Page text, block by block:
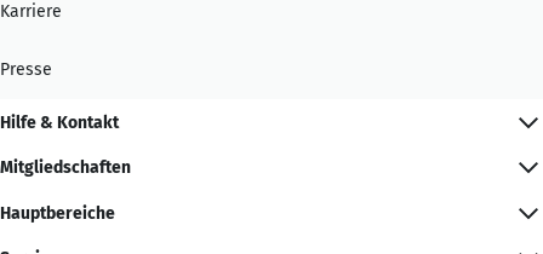
Karriere
Presse
Hilfe & Kontakt
Mitgliedschaften
Hauptbereiche